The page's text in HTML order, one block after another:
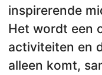
inspirerende
Het wordt een
activiteiten en
alleen komt,